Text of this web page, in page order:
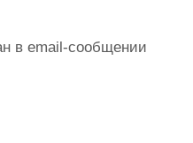
в email-сообщении